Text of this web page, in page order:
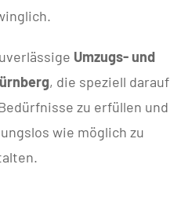
Umzugs- und
, die speziell darauf
zu erfüllen und
wie möglich zu